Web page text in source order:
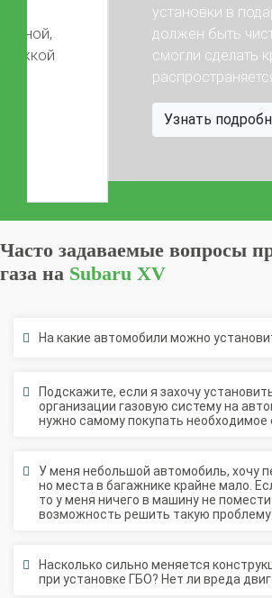
Регистрация ГБО в
Штрафы в 2026 году
Документы для
Свидетельство на ГБО
установки в подарок!
должен быть чистый, чтобы
смогли сделать красивые
распространяется на […]
Узнать подробнее
Previous
газа наSubaru XV
организации газовую систему на
нужно самому покупать необходимое
но места в багажнике крайне мало.
то у меня ничего в машину не
возможность решить такую
при установке ГБО? Нет ли вреда